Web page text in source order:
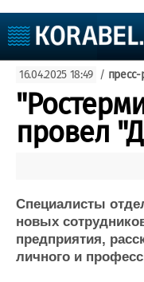
Судоходство
Судоремонт
События
Порты
Рыболовство
Еще
Судостроение
Пульс
16.04.2025 18:49 /
провел
Специалисты
новых
предприятия,
личного и